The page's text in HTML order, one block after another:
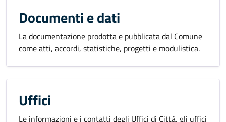
Documenti e dati
La documentazione prodotta e pubblicata dal Comune
come atti, accordi, statistiche, progetti e modulistica.
Uffici
Le informazioni e i contatti degli Uffici di Città, gli uffici